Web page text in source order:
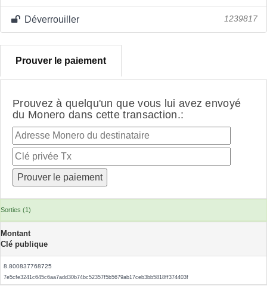
Déverrouiller 1239817
Prouver le paiement
Prouvez à quelqu'un que vous lui avez envoyé
du Monero dans cette transaction.:
Sorties (1)
Montant
Clé publique
8.800837768725
7e5cfe3241c645c6aa7add30b74bc52357f5b5679ab17ceb3bb5818ff374403f